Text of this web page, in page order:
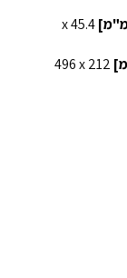
45.4 x‏
212 x‏ 496